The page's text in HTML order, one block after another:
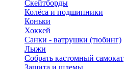
Скейтборды
Колёса и подшипники
Коньки
Хоккей
Санки - ватрушки (тюбинг)
Лыжи
Собрать кастомный самокат
Защита и шлемы